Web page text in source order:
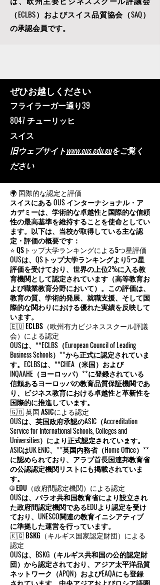
（ECLBS） およびスイス品質協会（SAQ）
の承認会員です。
ぜひお越しください
フライラーガー通り39
8047 チューリッヒ
スイス
旧ウェブサイトwww.ous.edu.euをご覧く
ださい
🌍 国際的な認定と評価
スイスにある OUS インターナショナル・ア
カデミーは、学術的な卓越性と国際的な信頼
性の最高基準を維持することを使命としてい
ます。以下は、当校が取得している主な認
定・評価の概要です：
⭐ QSトップ大学ランキングによる5つ星評価
OUSは、QSトップ大学ランキングより5つ星
評価を受けており、世界の上位2%に入る教
育機関として認定されています（高等教育お
よび職業教育分野において）。この評価は、
教育の質、学術的発展、就職支援、そして国
際的な関わりにおける優れた実績を反映して
います。
🇪🇺 ECLBS（欧州有力ビジネススクール評議
会）による認定
OUSは、**ECLBS（European Council of Leading
Business Schools）**から正式に認定されていま
す。ECLBSは、**CHEA（米国）および
INQAAHE（ヨーロッパ）**に登録されている
信頼あるヨーロッパの教育品質保証機関であ
り、ビジネス教育における卓越性と革新性を
国際的に推進しています。
🇬🇧 英国 ASICによる認定
OUSは、英国政府承認のASIC（Accreditation
Service for International Schools, Colleges and
Universities）により正式認定されています。
ASICはUK ENIC、**英国内務省（Home Office）**
に認められており、アラブ首長国連邦教育省
の公認認定機関リストにも掲載されていま
す。
🌐 EDU（政府間認定機関）による認定
OUSは、パラオ共和国教育省により設立され
た政府間認定機関であるEDUより認定を受け
ており、UNESCO関連の教育イニシアティブ
に準拠した運営を行っています。
🇰🇬 BSKG（キルギス国家認定財団）による
認定
OUSは、BSKG（キルギス共和国の公的認定財
団）から認定されており、アジア太平洋品質
ネットワーク（APQN）およびEAQAにも登録
されています。中央アジアおよびロシア語圏